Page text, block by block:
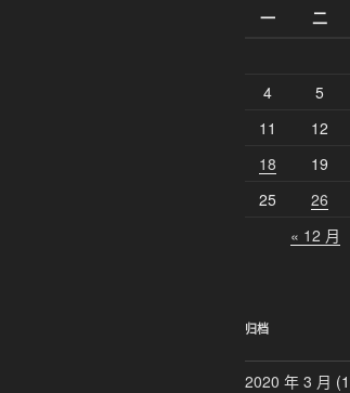
一
二
4
5
11
12
18
19
25
26
« 12 月
归档
2020 年 3 月